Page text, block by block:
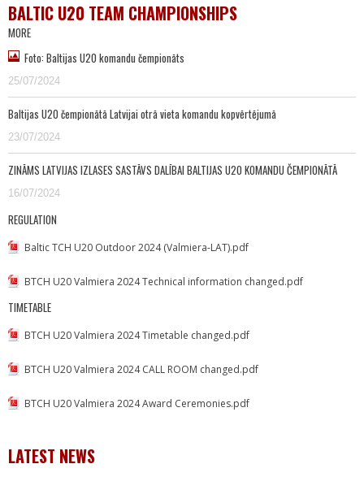
BALTIC U20 TEAM CHAMPIONSHIPS
MORE
Foto: Baltijas U20 komandu čempionāts
25/07/2024
Baltijas U20 čempionātā Latvijai otrā vieta komandu kopvērtējumā
23/07/2024
ZINĀMS LATVIJAS IZLASES SASTĀVS DALĪBAI BALTIJAS U20 KOMANDU ČEMPIONĀTĀ
16/07/2024
REGULATION
Baltic TCH U20 Outdoor 2024 (Valmiera-LAT).pdf
BTCH U20 Valmiera 2024 Technical information changed.pdf
TIMETABLE
BTCH U20 Valmiera 2024 Timetable changed.pdf
BTCH U20 Valmiera 2024 CALL ROOM changed.pdf
BTCH U20 Valmiera 2024 Award Ceremonies.pdf
LATEST NEWS